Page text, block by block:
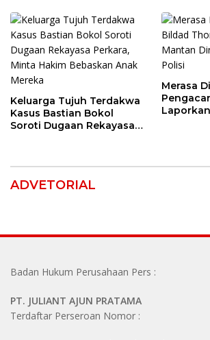
Tagih
Keluarga Tujuh Terdakwa
Kasus Bastian Bokol
Soroti Dugaan Rekayasa
Merasa
ADVETORIAL
Badan Hukum Perusahaan Pers :
PT. JULIANT AJUN PRATAMA
Terdaftar Perseroan Nomor :